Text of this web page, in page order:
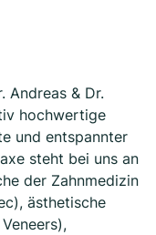
Andreas & Dr.
hochwertige
und entspannter
steht bei uns an
der Zahnmedizin
ästhetische